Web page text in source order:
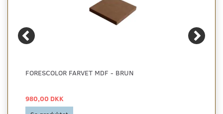
FORESCOLOR FARVET MDF - BRUN
980,00 DKK